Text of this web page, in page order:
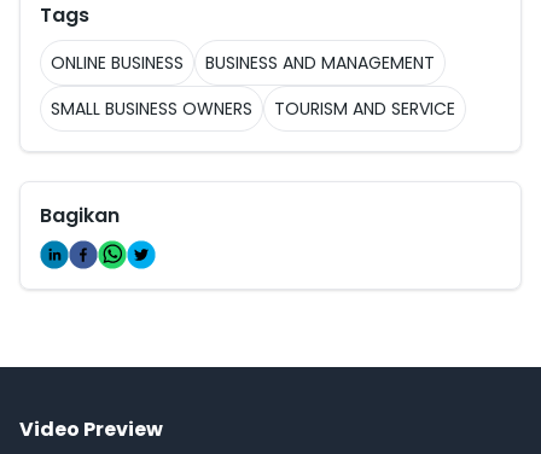
Tags
ONLINE BUSINESS
BUSINESS AND MANAGEMENT
SMALL BUSINESS OWNERS
TOURISM AND SERVICE
Bagikan
Video Preview